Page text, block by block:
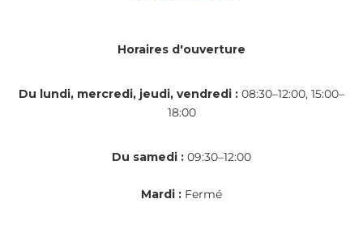
Horaires d'ouverture
Du lundi, mercredi, jeudi, vendredi : 08:30–12:00, 15:00–
18:00
Du samedi : 09:30–12:00
Mardi : Fermé